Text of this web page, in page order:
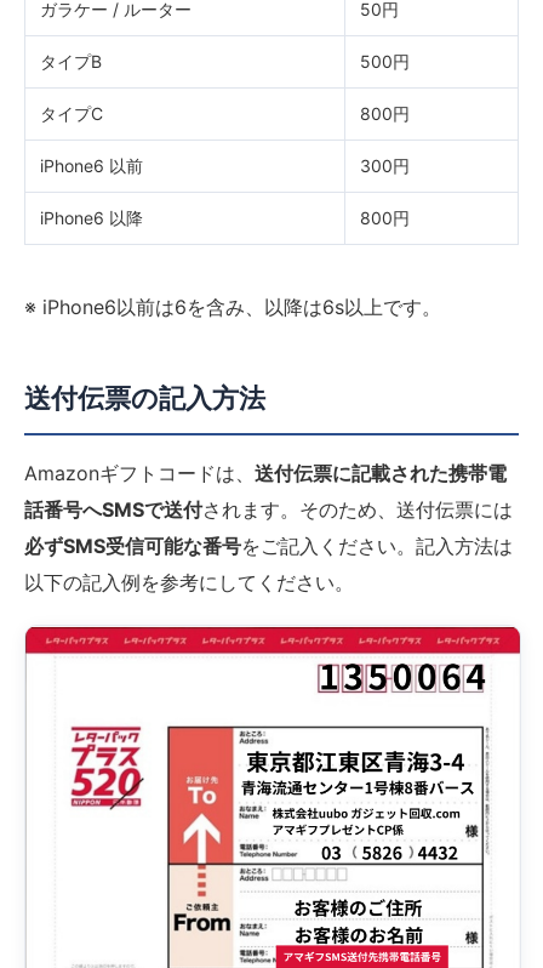
ガラケー / ルーター 50円
タイプB 500円
タイプC 800円
iPhone6 以前 300円
iPhone6 以降 800円
※ iPhone6以前は6を含み、以降は6s以上です。
送付伝票の記入方法
Amazonギフトコードは、 送付伝票に記載された携帯電
話番号へSMSで送付されます。そのため、送付伝票には
必ずSMS受信可能な番号をご記入ください。記入方法は
以下の記入例を参考にしてください。